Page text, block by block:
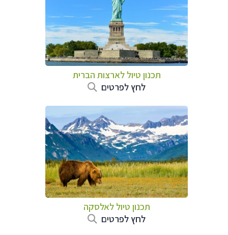
תכנון טיול לארצות הברית
לחץ לפרטים
תכנון טיול לאלסקה
לחץ לפרטים